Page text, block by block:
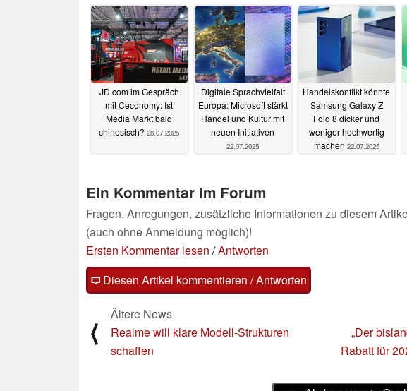
JD.com im Gespräch
mit Ceconomy: Ist
Media Markt bald
chinesisch? 28.07.2025
Digitale Sprachvielfalt
Europa: Microsoft stärkt
Handel und Kultur mit
neuen Initiativen
22.07.2025
Handelskonflikt könnte
Samsung Galaxy Z
Fold 8 dicker und
weniger hochwertig
machen 22.07.2025
Ein Kommentar im Forum
Fragen, Anregungen, zusätzliche Informationen zu diesem
(auch ohne Anmeldung möglich)!
Ersten Kommentar lesen /Antworten
Diesen Artikel kommentieren / Antworten
⟨
Ältere News
Realme will klare Modell-Strukturen
schaffen
„Der
Rabatt für